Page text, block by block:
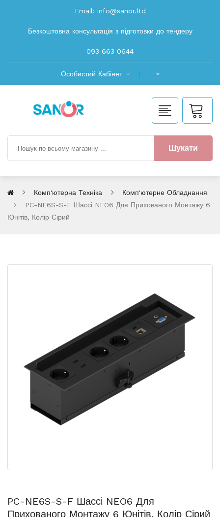
Email: info@sanor.ltd
Безкоштовна консультація з підготовки до тендеру
093 663 0644
Особистий Кабінет
Шукати
Комп'ютерна Техніка
Комп'ютерне Обладнання
PC-NE6S-S-F Шассі NEO6 Для Прихованого Монтажу 6
Юнітів, Колір Сірий
PC-NE6S-S-F Шассі NEO6 Для
Прихованого Монтажу 6 Юнітів, Колір Сірий